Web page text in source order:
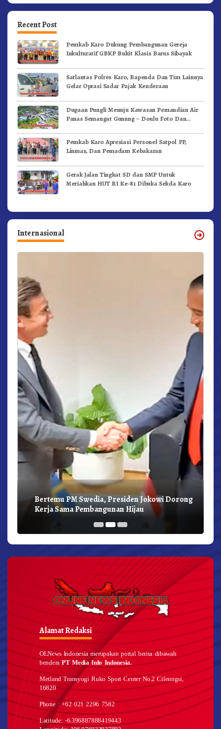
Recent Post
Pemkab Karo Dukung Pembangunan Gereja
Inkulturatif GBKP Bukit Klasis Barus Sibayak
Satlantas Polres Karo, Bapenda Dan Tim Lainnya
Gelar Oprasi Sadar Pajak Kenderaan
Dugaan Pungli Menuju Kawasan Pemandian Air
Panas Semangat Gunung – Doulu Foto Dan
Pemkab Karo Apresiasi Personel Satpol PP,
Linmas, Dan Pemadam Kebakaran
Gerak Jalan Tingkat SD dan SMP Untuk
Meriahkan HUT RI Ke-81 Dibuka Sekda Karo
Internasional
Bertemu PM Swedia, Presiden Jokowi Dorong
Kerja Sama Pembangunan Hijau
Alamat Redaksi
OLNews Indonesia merupakan portal berita dibawah
benderaPT Media Info Indonesia.
Metland Transyogi Ruko Sport Center No.2 Cileungsi,
16820
Phone : +62 021 2296 7582
Latitude: -6.396887888419443